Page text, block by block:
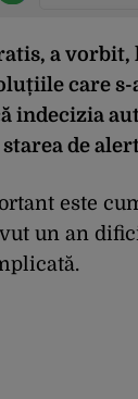
a vorbit,
care
indecizia
de
este
un an